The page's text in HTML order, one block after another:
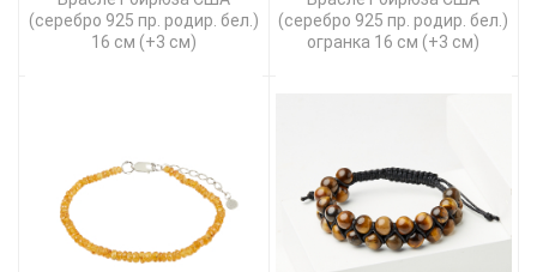
(серебро 925 пр. родир. бел.)
16 см (+3 см)
(серебро 925 пр. родир. бел.)
огранка 16 см (+3 см)